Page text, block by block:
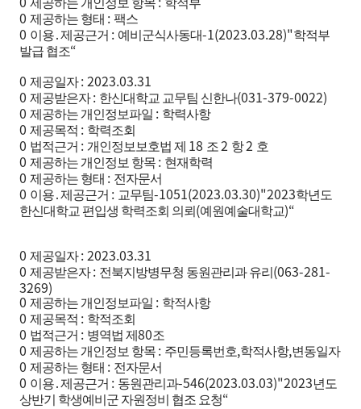
제공하는 개인정보 항목 학적부
0 제공하는 형태 : 팩스
0 이용․제공근거 : 예비군식사동대-1(2023.03.28)"학적부
발급 협조“
0 제공일자: 2023.03.31
0 제공받은자: 한신대학교 교무팀 신한나(031-379-0022)
0 제공하는 개인정보파일 : 학력사항
0 제공목적 : 학력조회
0 법적근거 : 개인정보보호법 제 18 조2 항2 호
0 제공하는 개인정보 항목 : 현재학력
0 제공하는 형태 : 전자문서
0 이용․제공근거 : 교무팀-1051(2023.03.30)"2023학년도
한신대학교 편입생 학력조회 의뢰 (예원예술대학교)“
0 제공일자: 2023.03.31
0 제공받은자: 전북지방병무청 동원관리과 유리 (063-281-
3269)
0 제공하는 개인정보파일 : 학적사항
0 제공목적 : 학적조회
0 법적근거 : 병역법 제 80조
0 제공하는 개인정보 항목 : 주민등록번호,학적사항,변동일자
0 제공하는 형태 : 전자문서
0 이용․제공근거 : 동원관리과-546(2023.03.03)"2023년도
상반기 학생예비군 자원정비 협조 요청“